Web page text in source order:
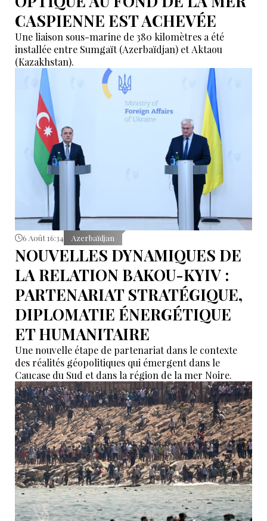
CASPIENNE EST ACHEVÉE
Une liaison sous-marine de 380 kilomètres a été
installée entre Sumgaït (Azerbaïdjan) et Aktaou
(Kazakhstan).
6 Août 16:34 Azerbaïdjan
NOUVELLES DYNAMIQUES DE
LA RELATION BAKOU-KYIV :
PARTENARIAT STRATÉGIQUE,
DIPLOMATIE ÉNERGÉTIQUE
ET HUMANITAIRE
Une nouvelle étape de partenariat dans le contexte
des réalités géopolitiques qui émergent dans le
Caucase du Sud et dans la région de la mer Noire.